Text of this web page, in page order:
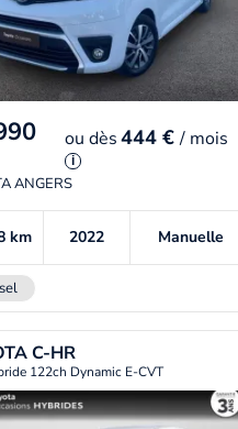
oudès444 €/ mois
i
ANGERS
km 2022 Manuelle
C-HR
122ch Dynamic E-CVT